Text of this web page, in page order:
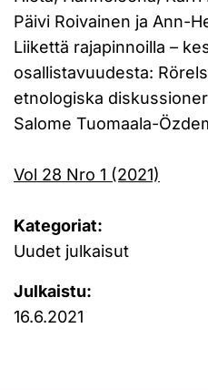
Päivi Roivainen ja Ann-
Liikettä rajapinnoilla –
osallistavuudesta:
etnologiska
Salome Tuomaala-
Vol 28 Nro 1 (2021)
Kategoriat:
Uudet julkaisut
Julkaistu:
16.6.2021